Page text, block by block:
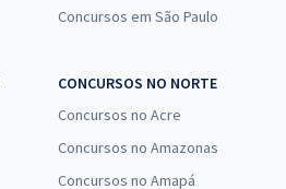
Concursos em São Paulo
CONCURSOS NO NORTE
Concursos no Acre
Concursos no Amazonas
Concursos no Amapá